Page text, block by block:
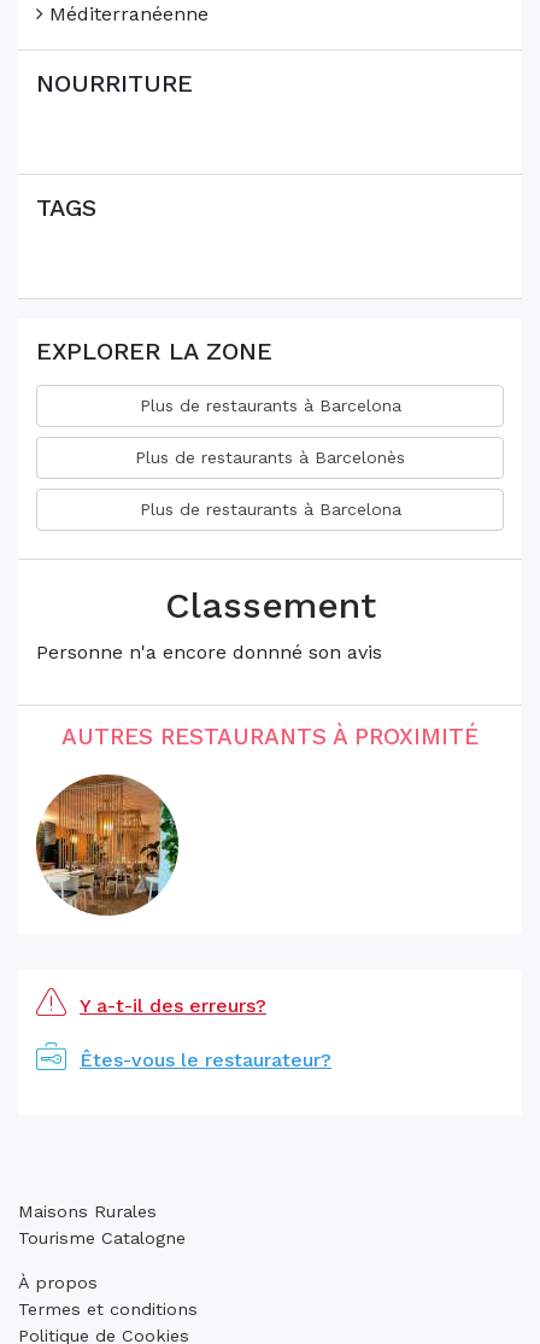
Méditerranéenne
NOURRITURE
TAGS
EXPLORER LA ZONE
Plus de restaurants à Barcelona
Plus de restaurants à Barcelonès
Plus de restaurants à Barcelona
Classement
Personne n'a encore donnné son avis
AUTRES RESTAURANTS À PROXIMITÉ
Y a-t-il des erreurs?
Êtes-vous le restaurateur?
Maisons Rurales
Tourisme Catalogne
À propos
Termes et conditions
Politique de Cookies